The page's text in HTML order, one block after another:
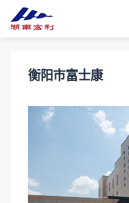
衡阳市富士康